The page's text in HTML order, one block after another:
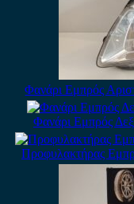
Φανάρι Εμπρός
Φανάρι Εμπρός
Προφυλακτήρας